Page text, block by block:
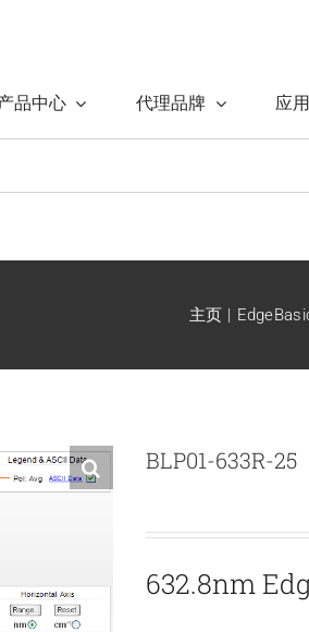
品中心 代理品牌 应
主页
BLP01-633R-25
632.8nm